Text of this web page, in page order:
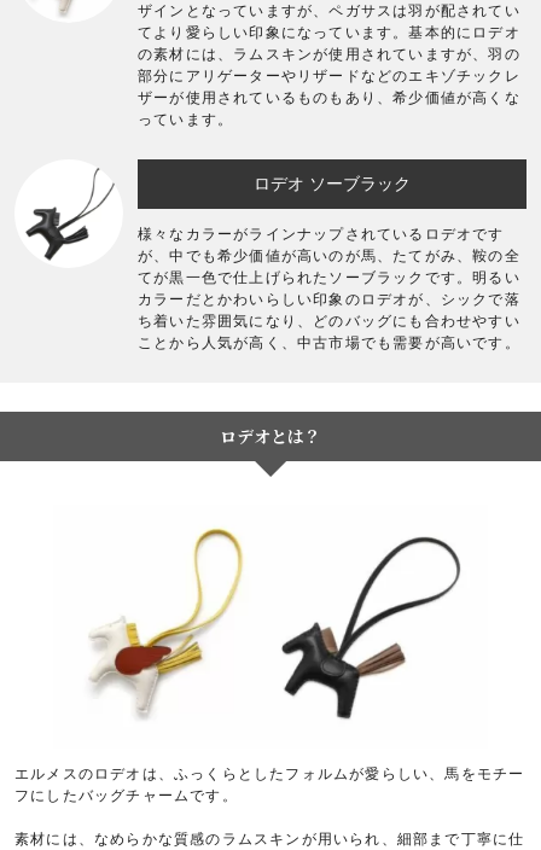
ザインとなっていますが、ペガサスは羽が配されてい
てより愛らしい印象になっています。基本的にロデオ
の素材には、ラムスキンが使用されていますが、羽の
部分にアリゲーターやリザードなどのエキゾチックレ
ザーが使用されているものもあり、希少価値が高くな
っています。
ロデオ ソーブラック
様々なカラーがラインナップされているロデオです
が、中でも希少価値が高いのが馬、たてがみ、鞍の全
てが黒一色で仕上げられたソーブラックです。明るい
カラーだとかわいらしい印象のロデオが、シックで落
ち着いた雰囲気になり、どのバッグにも合わせやすい
ことから人気が高く、中古市場でも需要が高いです。
ロデオとは？
エルメスのロデオは、ふっくらとしたフォルムが愛らしい、馬をモチー
フにしたバッグチャームです。
素材には、なめらかな質感のラムスキンが用いられ、細部まで丁寧に仕